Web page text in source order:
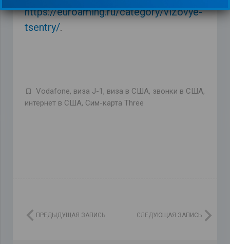
https://euroaming.ru/category/vizovye-
tsentry/.
Vodafone, виза J-1 , виза в США, звонки в США,
интернет в США, Сим-карта Three
ПРЕДЫДУЩАЯ ЗАПИСЬ СЛЕДУЮЩАЯ ЗАПИСЬ